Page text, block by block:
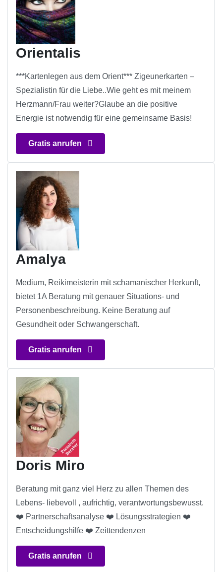
Orientalis
***Kartenlegen aus dem Orient*** Zigeunerkarten –
Spezialistin für die Liebe..Wie geht es mit meinem
Herzmann/Frau weiter?Glaube an die positive
Energie ist notwendig für eine gemeinsame Basis!
Gratis anrufen
Amalya
Medium, Reikimeisterin mit schamanischer Herkunft,
bietet 1A Beratung mit genauer Situations- und
Personenbeschreibung. Keine Beratung auf
Gesundheit oder Schwangerschaft.
Gratis anrufen
Doris Miro
Beratung mit ganz viel Herz zu allen Themen des
Lebens- liebevoll , aufrichtig, verantwortungsbewusst.
❤️ Partnerschaftsanalyse ❤️ Lösungsstrategien ❤️
Entscheidungshilfe ❤️ Zeittendenzen
Gratis anrufen